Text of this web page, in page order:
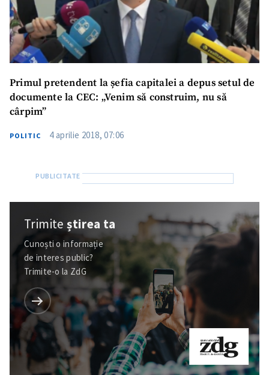
Trimite o informație
Despre ZdG
in English
на русском
Primul pretendent la șefia capitalei a depus setul de
documente la CEC: „Venim să construim, nu să
cârpim”
POLITIC 4 aprilie 2018, 07:06
Trimiteștirea ta
Cunoști o informație
de interes public?
Trimite-o la ZdG